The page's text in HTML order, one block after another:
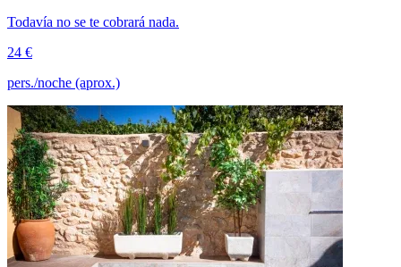
Todavía no se te cobrará nada.
24 €
pers./noche (aprox.)